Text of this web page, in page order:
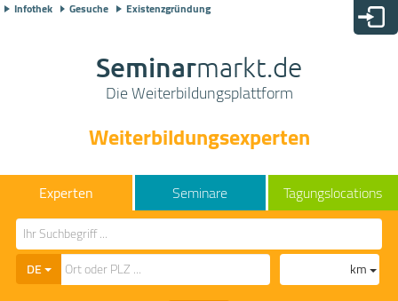
Infothek Gesuche Existenzgründung
Seminarmarkt.de
Die Weiterbildungsplattform
Weiterbildungsexperten
Seminare Tagungslocations
DE
km